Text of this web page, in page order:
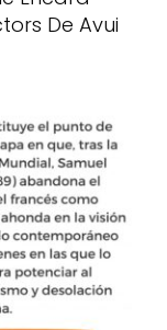
De Avui